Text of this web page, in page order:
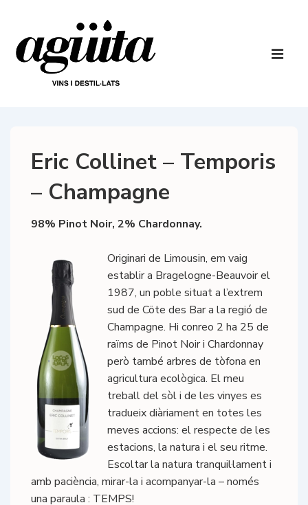
contingut
principal
Eric Collinet – Temporis
– Champagne
98% Pinot Noir, 2% Chardonnay.
Originari de Limousin, em vaig
establir a Bragelogne-Beauvoir el
1987, un poble situat a l’extrem
sud de Cöte des Bar a la regió de
Champagne. Hi conreo 2 ha 25 de
raïms de Pinot Noir i Chardonnay
però també arbres de tòfona en
agricultura ecològica. El meu
treball del sòl i de les vinyes es
tradueix diàriament en totes les
meves accions: el respecte de les
estacions, la natura i el seu ritme.
Escoltar la natura tranquil·lament i
amb paciència, mirar-la i acompanyar-la – només
una paraula : TEMPS!